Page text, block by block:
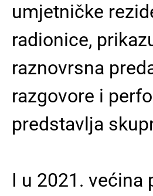
umjetničke
radionice,
raznovrsna
razgovore i
predstavlja
I u 2021. većina